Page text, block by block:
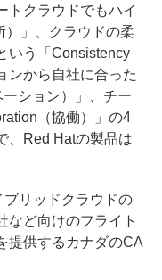
トクラウドでもハイ
）」、クラウドの柔
いう「Consistency
ンから自社に合った
ション）」、チー
（協働）」の4
、Red Hatの製品は
リッドクラウドの
など向けのフライト
提供するカナダのCA